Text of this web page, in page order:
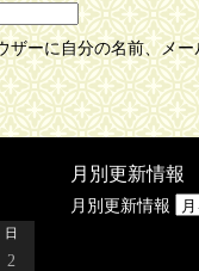
ザーに自分の名前、メー
日
2
月別更新情報
月別更新情報